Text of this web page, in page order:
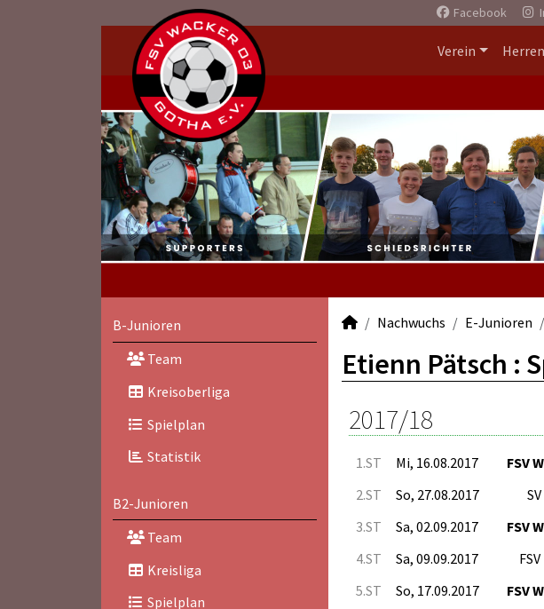
Facebook
Verein Herren
B-Junioren
Team
Kreisoberliga
Spielplan
Statistik
B2-Junioren
Team
Kreisliga
Spielplan
Nachwuchs E-Junioren
Etienn Pätsch :
2017/18
1.ST Mi, 16.08.2017 FSV
2.ST
So, 27.08.2017
3.ST
Sa, 02.09.2017 FSV
4.ST
Sa, 09.09.2017
5.ST
So, 17.09.2017 FSV